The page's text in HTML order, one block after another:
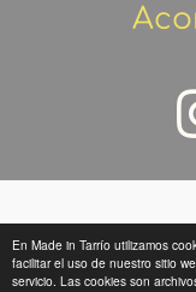
En Made in Tarrío utilizamos
facilitar el uso de nuestro sitio
servicio. Las cookies son